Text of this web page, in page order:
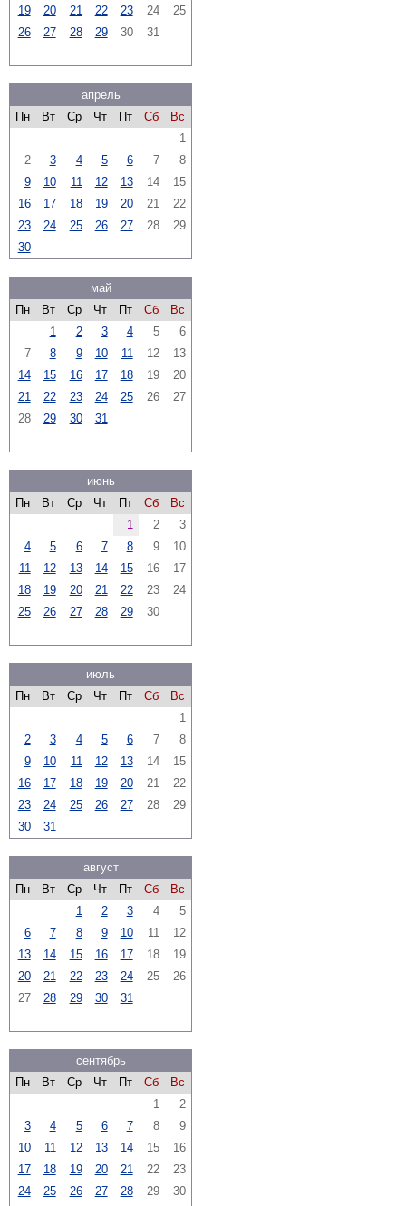
19
20 21 22 23 24
25
26
27 28 29 30 31
апрель
Пн
Вт Ср Чт Пт Сб
Вс
1
2
3 4 5 6 7
8
9
10 11 12 13 14
15
16
17 18 19 20 21
22
23
24 25 26 27 28
29
30
май
Пн
Вт Ср Чт Пт Сб
Вс
1
2 3 4 5
6
7
8 9 10 11 12
13
14
15 16 17 18 19
20
21
22 23 24 25 26
27
28
29 30 31
июнь
Пн
Вт Ср Чт Пт Сб
Вс
1
2
3
4
5 6 7 8 9
10
11
12 13 14 15 16
17
18
19 20 21 22 23
24
25
26 27 28 29 30
июль
Пн
Вт Ср Чт Пт Сб
Вс
1
2
3 4 5 6 7
8
9
10 11 12 13 14
15
16
17 18 19 20 21
22
23
24 25 26 27 28
29
30
31
август
Пн
Вт Ср Чт Пт Сб
Вс
1
2 3 4
5
6
7 8 9 10 11
12
13
14 15 16 17 18
19
20
21 22 23 24 25
26
27
28 29 30 31
сентябрь
Пн
Вт Ср Чт Пт Сб
Вс
1
2
3
4 5 6 7 8
9
10
11 12 13 14 15
16
17
18 19 20 21 22
23
24
25 26 27 28 29 30